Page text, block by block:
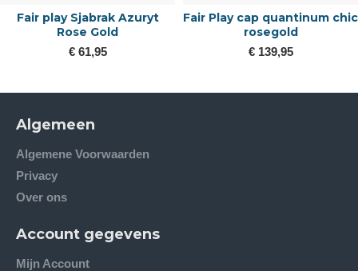
Fair play Sjabrak Azuryt
Rose Gold
€ 61,95
Fair Play cap quantinum chic
rosegold
€ 139,95
Algemeen
Algemene Voorwaarden
Privacy
Over ons
Account gegevens
Mijn Account